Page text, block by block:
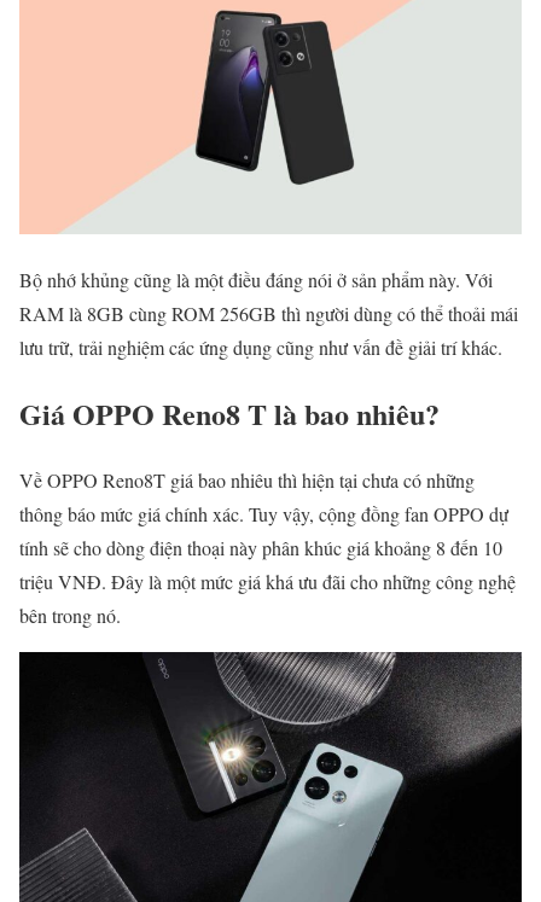
Bộ nhớ khủng cũng là một điều đáng nói ở sản phẩm này. Với
RAM là 8GB cùng ROM 256GB thì người dùng có thể thoải mái
lưu trữ, trải nghiệm các ứng dụng cũng như vấn đề giải trí khác.
Giá OPPO Reno8 T là bao nhiêu?
Về OPPO Reno8T giá bao nhiêu thì hiện tại chưa có những
thông báo mức giá chính xác. Tuy vậy, cộng đồng fan OPPO dự
tính sẽ cho dòng điện thoại này phân khúc giá khoảng 8 đến 10
triệu VNĐ. Đây là một mức giá khá ưu đãi cho những công nghệ
bên trong nó.